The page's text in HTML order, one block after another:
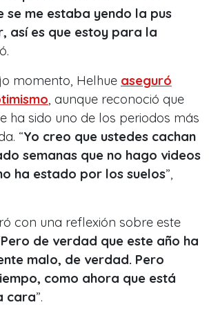
se me estaba yendo la pus
así es que estoy para la
momento, Helhue aseguró
, aunque reconoció que
ha sido uno de los periodos más
“Yo creo que ustedes cachan
semanas que no hago videos
ha estado por los suelos”,
con una reflexión sobre este
Pero de verdad que este año ha
malo, de verdad. Pero
como ahora que está
cara”.